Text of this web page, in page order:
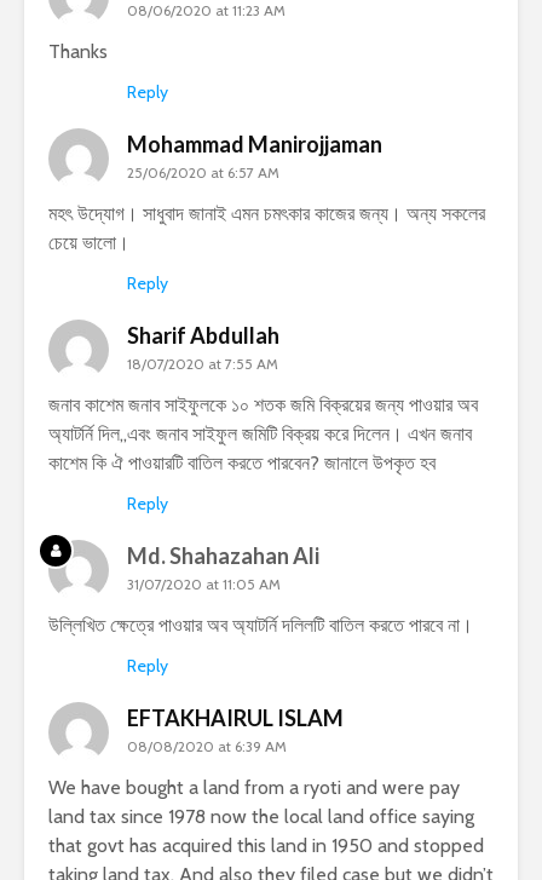
08/06/2020 at 11:23 AM
Thanks
Reply
Mohammad Manirojjaman
25/06/2020 at 6:57 AM
মহৎ উদ্যোগ। সাধুবাদ জানাই এমন চমৎকার কাজের জন্য। অন্য সকলের
চেয়ে ভালো।
Reply
Sharif Abdullah
18/07/2020 at 7:55 AM
জনাব কাশেম জনাব সাইফুলকে ১০ শতক জমি বিক্রয়ের জন্য পাওয়ার অব
অ্যাটর্নি দিল,,এবং জনাব সাইফুল জমিটি বিক্রয় করে দিলেন। এখন জনাব
কাশেম কি ঐ পাওয়ারটি বাতিল করতে পারবেন? জানালে উপকৃত হব
Reply
Md. Shahazahan Ali
31/07/2020 at 11:05 AM
উল্লিখিত ক্ষেত্রে পাওয়ার অব অ্যাটর্নি দলিলটি বাতিল করতে পারবে না।
Reply
EFTAKHAIRUL ISLAM
08/08/2020 at 6:39 AM
We have bought a land from a ryoti and were pay
land tax since 1978 now the local land office saying
that govt has acquired this land in 1950 and stopped
taking land tax. And also they filed case but we didn’t